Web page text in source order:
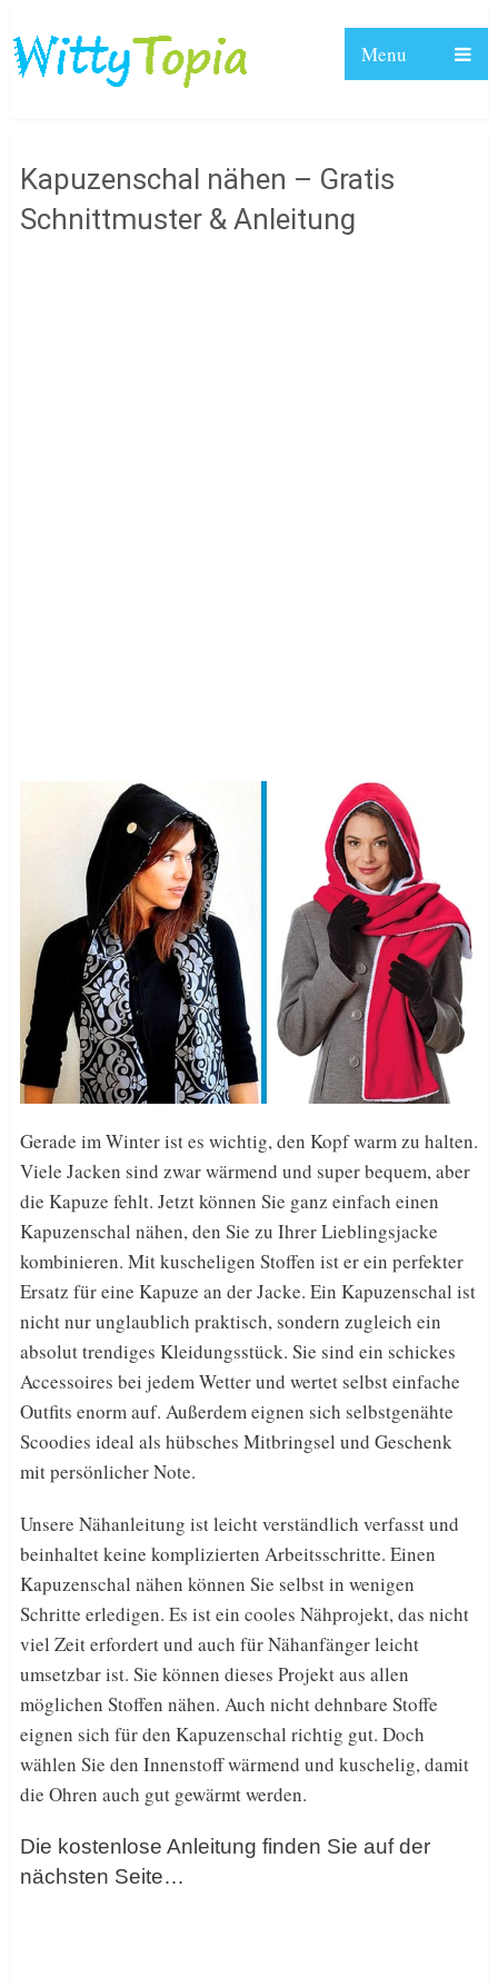
Menu
Kapuzenschal nähen – Gratis
Schnittmuster & Anleitung
Gerade im Winter ist es wichtig, den Kopf warm zu halten.
Viele Jacken sind zwar wärmend und super bequem, aber
die Kapuze fehlt. Jetzt können Sie ganz einfach einen
Kapuzenschal nähen, den Sie zu Ihrer Lieblingsjacke
kombinieren. Mit kuscheligen Stoffen ist er ein perfekter
Ersatz für eine Kapuze an der Jacke. Ein Kapuzenschal ist
nicht nur unglaublich praktisch, sondern zugleich ein
absolut trendiges Kleidungsstück. Sie sind ein schickes
Accessoires bei jedem Wetter und wertet selbst einfache
Outfits enorm auf. Außerdem eignen sich selbstgenähte
Scoodies ideal als hübsches Mitbringsel und Geschenk
mit persönlicher Note.
Unsere Nähanleitung ist leicht verständlich verfasst und
beinhaltet keine komplizierten Arbeitsschritte. Einen
Kapuzenschal nähen können Sie selbst in wenigen
Schritte erledigen. Es ist ein cooles Nähprojekt, das nicht
viel Zeit erfordert und auch für Nähanfänger leicht
umsetzbar ist. Sie können dieses Projekt aus allen
möglichen Stoffen nähen. Auch nicht dehnbare Stoffe
eignen sich für den Kapuzenschal richtig gut. Doch
wählen Sie den Innenstoff wärmend und kuschelig, damit
die Ohren auch gut gewärmt werden.
Die kostenlose Anleitung finden Sie auf der
nächsten Seite…